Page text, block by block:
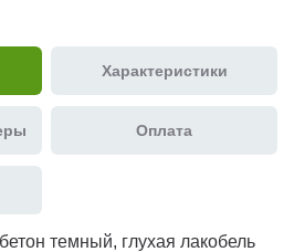
Характеристики
Оплата
темный, глухая лакобель